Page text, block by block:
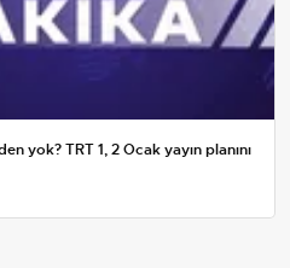
yok? TRT 1, 2 Ocak yayın planını